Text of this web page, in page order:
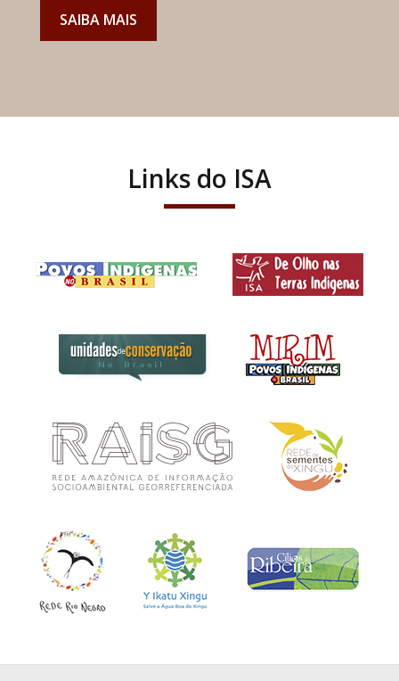
SAIBA MAIS
Links do ISA